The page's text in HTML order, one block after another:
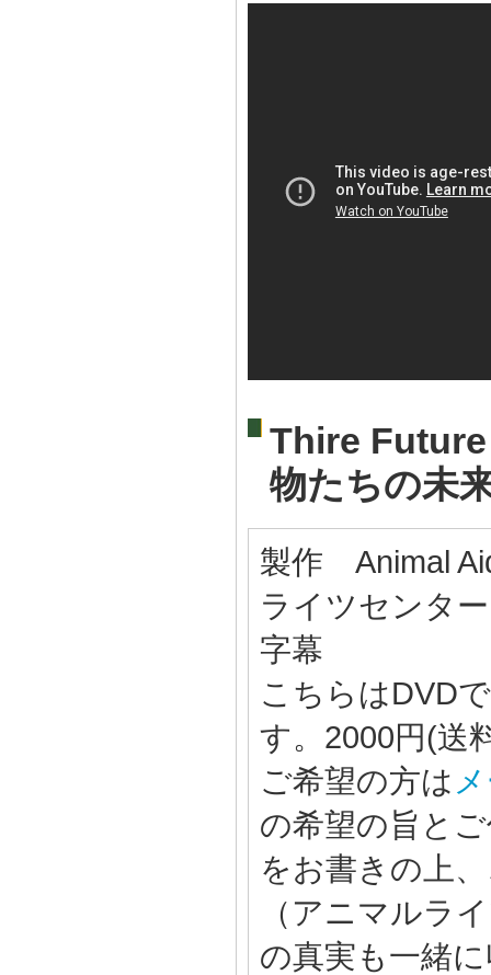
Thire
物たちの未
製作 Animal
ライツセン
字幕
こちらはDVD
す。2000円(送
ご希望の方は
の希望の旨と
をお書きの上
（アニマルラ
の真実も一緒